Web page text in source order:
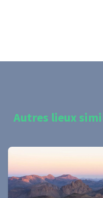
Autres lieux